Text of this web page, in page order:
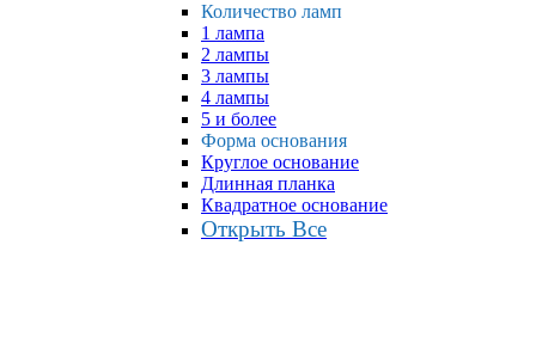
Количество ламп
1 лампа
2 лампы
3 лампы
4 лампы
5 и более
Форма основания
Круглое основание
Длинная планка
Квадратное основание
Открыть Все